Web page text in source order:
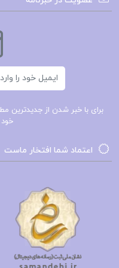
کتاب کتاب شعر:
کتاب شگفتیهای
برای با خبر شدن از جدیدترین
خود
اعتماد شما افتخار ماست